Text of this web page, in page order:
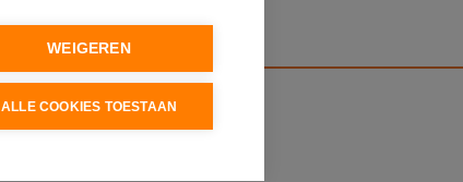
WEIGEREN
ALLE COOKIES TOESTAAN